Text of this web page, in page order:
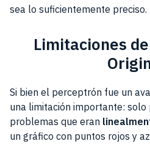
sea lo suficientemente preciso.
Limitaciones
Si bien el perceptrón fue un
una limitación importante:
problemas que eran
un gráfico con puntos rojos y